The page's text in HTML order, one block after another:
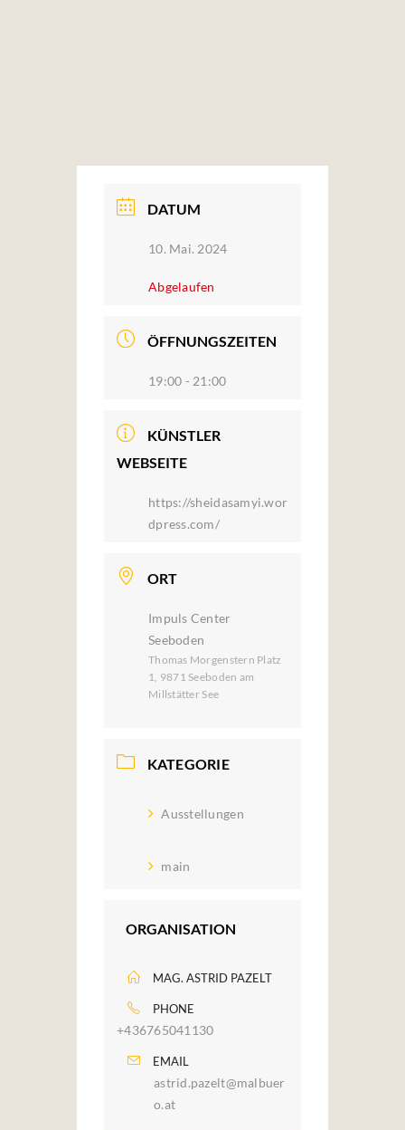
DATUM
10. Mai. 2024
Abgelaufen
ÖFFNUNGSZEITEN
19:00 - 21:00
KÜNSTLER
WEBSEITE
https://sheidasamyi.wor
dpress.com/
ORT
Impuls Center
Seeboden
Thomas Morgenstern Platz
1, 9871 Seeboden am
Millstätter See
KATEGORIE
Ausstellungen
main
ORGANISATION
MAG. ASTRID PAZELT
PHONE
+436765041130
EMAIL
astrid.pazelt@malbuer
o.at